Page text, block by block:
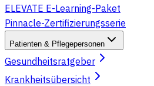
ELEVATE E-Learning-Paket
Pinnacle-Zertifizierungsserie
Patienten & Pflegepersonen
Gesundheitsratgeber
Krankheitsübersicht